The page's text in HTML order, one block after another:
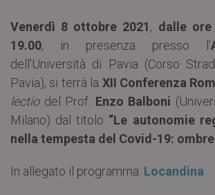
Venerdì 8 ottobre 2021, dalle
19.00, in presenza presso l’
dell’Università di Pavia (Corso
Pavia), si terrà la XII Conferenza
lectiodel Prof. Enzo Balboni
Milano) dal titolo “Le autonomie
nella tempesta del Covid-19:
In allegato il programma: Locandina